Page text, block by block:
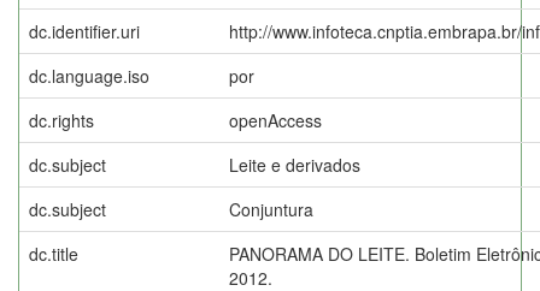
dc.identifier.uri
http://www.infoteca.cnptia.embrapa.br/
dc.language.iso
por
dc.rights
openAccess
dc.subject
Leite e derivados
dc.subject
Conjuntura
dc.title
PANORAMA DO LEITE. Boletim
2012.